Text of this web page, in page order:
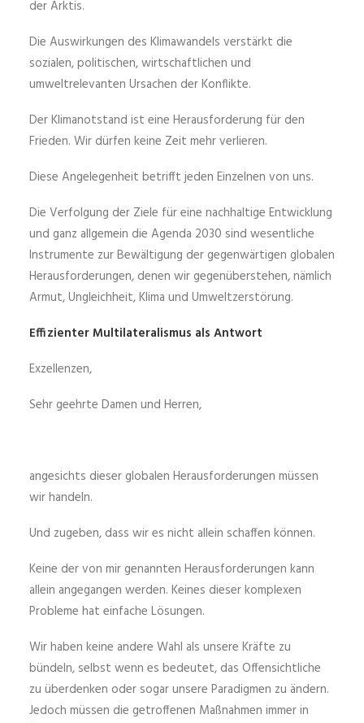
der Arktis.
Die Auswirkungen des Klimawandels verstärkt die
sozialen, politischen, wirtschaftlichen und
umweltrelevanten Ursachen der Konflikte.
Der Klimanotstand ist eine Herausforderung für den
Frieden. Wir dürfen keine Zeit mehr verlieren.
Diese Angelegenheit betrifft jeden Einzelnen von uns.
Die Verfolgung der Ziele für eine nachhaltige Entwicklung
und ganz allgemein die Agenda 2030 sind wesentliche
Instrumente zur Bewältigung der gegenwärtigen globalen
Herausforderungen, denen wir gegenüberstehen, nämlich
Armut, Ungleichheit, Klima und Umweltzerstörung.
Effizienter Multilateralismus als Antwort
Exzellenzen,
Sehr geehrte Damen und Herren,
angesichts dieser globalen Herausforderungen müssen
wir handeln.
Und zugeben, dass wir es nicht allein schaffen können.
Keine der von mir genannten Herausforderungen kann
allein angegangen werden. Keines dieser komplexen
Probleme hat einfache Lösungen.
Wir haben keine andere Wahl als unsere Kräfte zu
bündeln, selbst wenn es bedeutet, das Offensichtliche
zu überdenken oder sogar unsere Paradigmen zu ändern.
Jedoch müssen die getroffenen Maßnahmen immer in